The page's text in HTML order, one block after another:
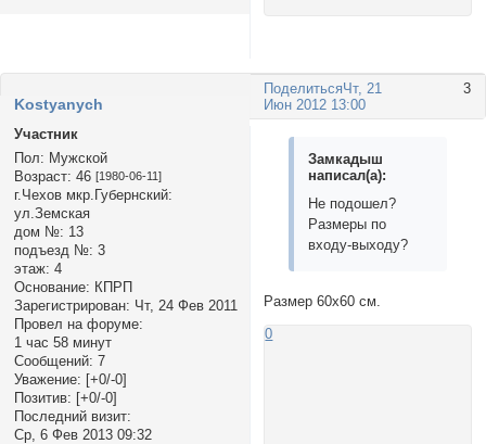
Поделиться 3
Чт, 21
Июн 2012 13:00
Kоstyanych
Участник
Пол: Мужской
Возраст: 46 [1980-06-11]
г.Чехов мкр.Губернский:
ул.Земская
дом №: 13
подъезд №: 3
этаж: 4
Основание: КПРП
Зарегистрирован: Чт, 24 Фев 2011
Провел на форуме:
1 час 58 минут
Сообщений: 7
Уважение: [+0/-0]
Позитив: [+0/-0]
Последний визит:
Ср, 6 Фев 2013 09:32
Замкадыш
написал(а):
Не подошел?
Размеры по
входу-выходу?
Размер 60х60 см.
0